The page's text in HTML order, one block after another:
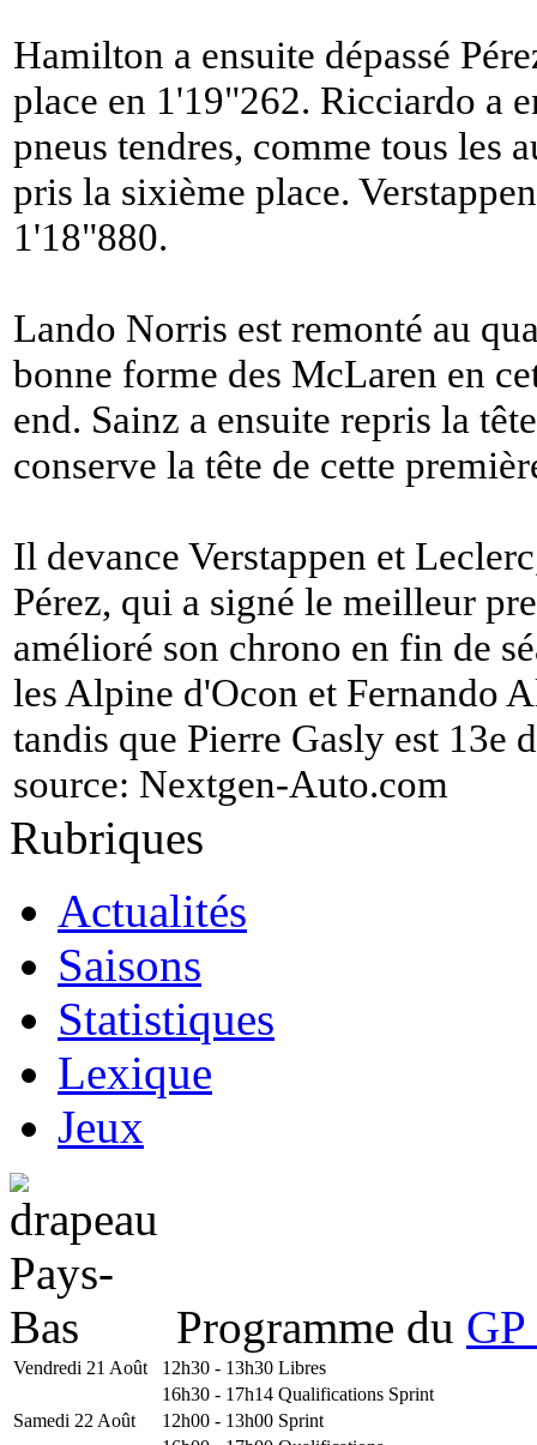
Hamilton a ensuite dépassé
place en 1'19"262. Ricciardo a
pneus tendres, comme tous les
pris la sixième place.
1'18"880.
Lando Norris est remonté au
bonne forme des McLaren en
end. Sainz a ensuite repris la
conserve la tête de cette
Il devance Verstappen et
Pérez, qui a signé le meilleur
amélioré son chrono en fin de
les Alpine d'Ocon et Fernando
tandis que Pierre Gasly est 13e
source: Nextgen-Auto.com
Rubriques
Actualités
Saisons
Statistiques
Lexique
Jeux
Programme du
Vendredi 21 Août 12h30 - 13h30 Libres
16h30 - 17h14 Qualifications Sprint
Samedi 22 Août
12h00 - 13h00 Sprint